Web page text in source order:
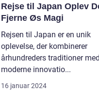
Rejse til Japan Oplev Den
Fjerne Øs Magi
Rejsen til Japan er en unik
oplevelse, der kombinerer
århundreders traditioner
moderne innovatio...
16 januar 2024